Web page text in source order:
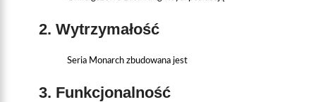
2. Wytrzymałość
Seria Monarch zbudowana jest
3. Funkcjonalność